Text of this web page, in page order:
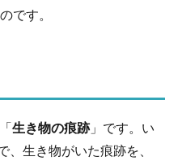
です。
生き物の痕跡」です。い
、生き物がいた痕跡を、